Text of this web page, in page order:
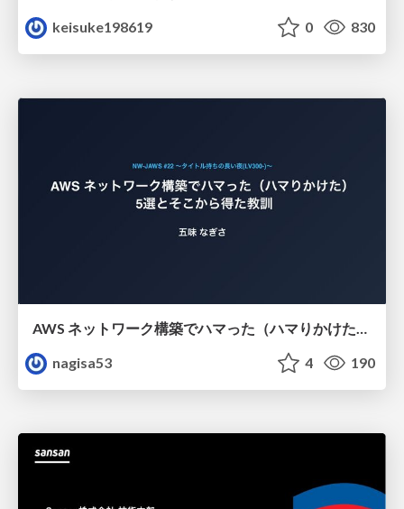
keisuke198619
0 830
AWS ネットワーク構築でハマった（ハマりかけた） 5選とそこから得た教訓
nagisa53
4 190